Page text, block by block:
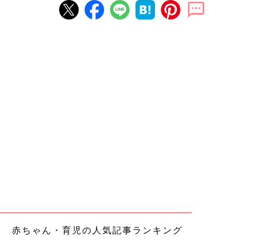
赤ちゃん・育児の人気記事ランキング